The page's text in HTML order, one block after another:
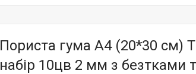
Пориста гума А4 (20*30 см)
набір 10цв 2 мм з безтками